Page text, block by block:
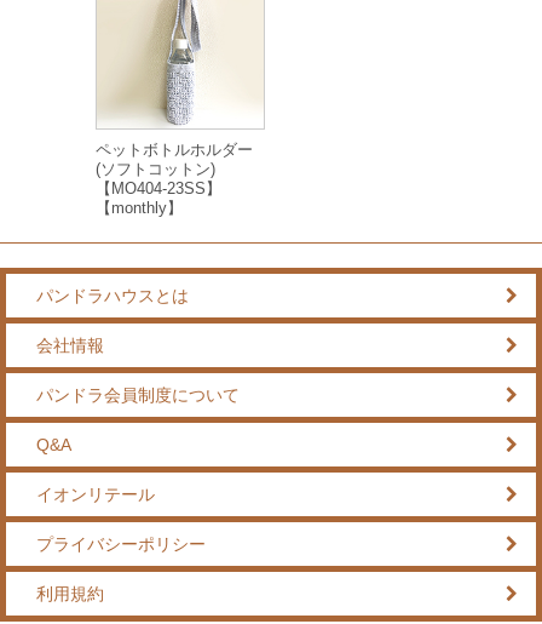
ペットボトルホルダー
(ソフトコットン)
【MO404-23SS】
【monthly】
パンドラハウスとは
会社情報
パンドラ会員制度について
Q&A
イオンリテール
プライバシーポリシー
利用規約